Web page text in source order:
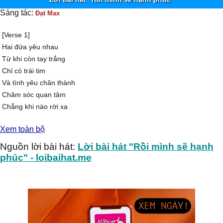
Sáng tác: Đạt Max
[Verse 1]
Hai đứa yêu nhau
Từ khi còn tay trắng
Chỉ có trái tim
Và tình yêu chân thành
Chăm sóc quan tâm
Chẳng khi nào rời xa
Không tính toan ngày sau
Nhưng cuộc sống không như
Là mình đang mơ
Rồi hai đứa cố gắng
Lo cho sự nghiệp tương lai
Nguyện sẽ vẫn giữ mãi
Xem toàn bộ
Nguồn lời bài hát: Lời bài hát "Rồi mình sẽ hạnh
phúc" - loibaihat.me